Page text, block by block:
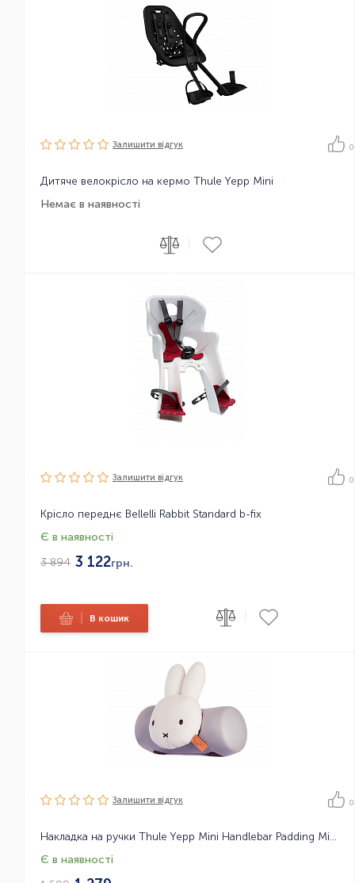
Залишити вiдгук 0
Дитяче велокрісло на кермо Thule Yepp Mini
Немає в наявності
Залишити вiдгук 0
Крісло переднє Bellelli Rabbit Standard b-fix
Є в наявності
3 894 3 122грн.
В кошик
Залишити вiдгук 0
Накладка на ручки Thule Yepp Mini Handlebar Padding Miffy
Є в наявності